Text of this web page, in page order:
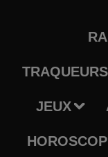
JEUX